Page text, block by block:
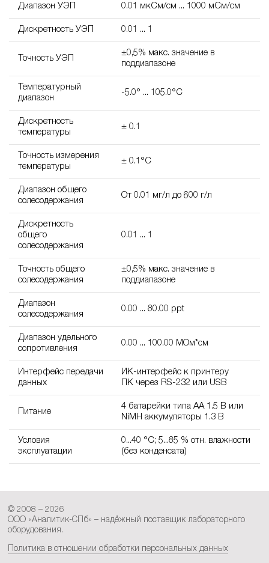
Диапазон УЭП 0.01 мкСм/см ... 1000 мСм/см
Дискретность УЭП 0.01 ... 1
Точность УЭП
±0,5% макс. значение в
поддиапазоне
Температурный
диапазон
-5.0° ... 105.0°C
Дискретность
температуры
± 0.1
Точность измерения
температуры
± 0.1°C
Диапазон общего
солесодержания
От 0.01 мг/л до 600 г/л
Дискретность
общего
солесодержания
0.01 ... 1
Точность общего
солесодержания
±0,5% макс. значение в
поддиапазоне
Диапазон
солесодержания
0.00 ... 80.00 ppt
Диапазон удельного
сопротивления
0.00 ... 100.00 МОм*см
Интерфейс передачи
данных
ИК-интерфейс к принтеру
ПК через RS-232 или USB
Питание
4 батарейки типа AA 1.5 В или
NiMH аккумуляторы 1.3 В
Условия
эксплуатации
0...40 °C; 5...85 % отн. влажности
(без конденсата)
© 2008 – 2026
ООО «Аналитик-СПб» – надёжный поставщик лабораторного
оборудования.
Политика в отношении обработки персональных данных